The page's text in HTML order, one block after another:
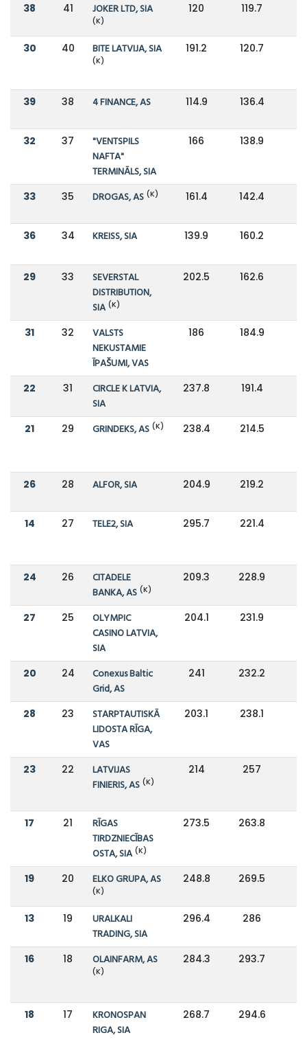
38 41 JOKER LTD, SIA
(K)
120 119.7
30 40 BITE LATVIJA, SIA
(K)
191.2 120.7
39 38 4 FINANCE, AS 114.9 136.4
32 37
"VENTSPILS
NAFTA"
TERMINĀLS, SIA
166 138.9
33 35 DROGAS, AS (K) 161.4 142.4
36 34 KREISS, SIA 139.9 160.2
29 33
SEVERSTAL
DISTRIBUTION,
SIA (K)
202.5 162.6
31 32
VALSTS
NEKUSTAMIE
ĪPAŠUMI, VAS
186 184.9
22 31
CIRCLE K LATVIA,
SIA
237.8 191.4
21 29 GRINDEKS, AS (K) 238.4 214.5
26 28 ALFOR, SIA 204.9 219.2
14 27 TELE2, SIA 295.7 221.4
24 26
CITADELE
BANKA, AS (K)
209.3 228.9
27 25
OLYMPIC
CASINO LATVIA,
SIA
204.1 231.9
20 24
Conexus Baltic
Grid, AS
241 232.2
28 23
STARPTAUTISKĀ
LIDOSTA RĪGA,
VAS
203.1 238.1
23 22
LATVIJAS
FINIERIS, AS (K)
214 257
17 21
RĪGAS
TIRDZNIECĪBAS
OSTA, SIA (K)
273.5 263.8
19 20 ELKO GRUPA, AS
(K)
248.8 269.5
13 19
URALKALI
TRADING, SIA
296.4 286
16 18 OLAINFARM, AS
(K)
284.3 293.7
18 17
KRONOSPAN
RIGA, SIA
268.7 294.6